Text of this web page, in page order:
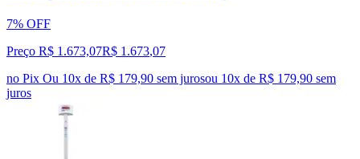
7% OFF
Preço R$ 1.673,07R$ 1.673,07
no Pix Ou 10x de R$ 179,90 sem jurosou 10x de R$ 179,90 sem
juros